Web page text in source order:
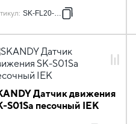
: SK-FL20-K98
Датчик движения
S01Sa песочный IEK